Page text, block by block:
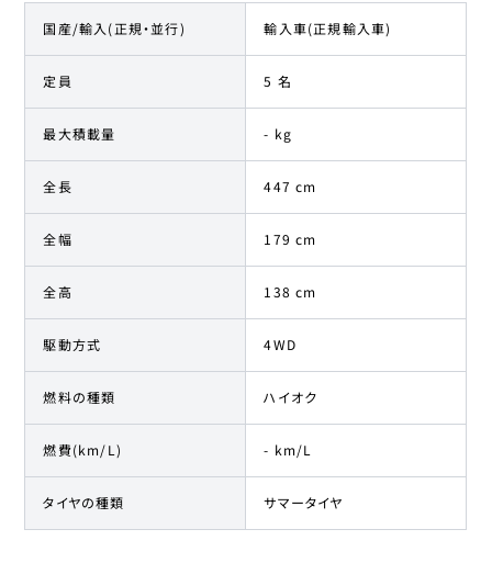
国産/輸入(正規・並行) 輸入車(正規輸入車)
定員 5 名
最大積載量 - kg
全長 447 cm
全幅 179 cm
全高 138 cm
駆動方式 4WD
燃料の種類 ハイオク
燃費(km/L) - km/L
タイヤの種類 サマータイヤ